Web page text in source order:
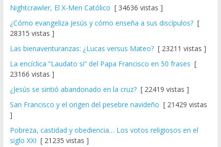
Nightcrawler, El X-Men Católico [ 34636 vistas ]
¿Cómo evangeliza Jesús y cómo enseña a sus discípulos?[
28315 vistas ]
Las bienaventuranzas: ¿Lucas versus Mateo?[ 23211 vistas ]
La encíclica “Laudato si” del Papa Francisco en 50 frases [
23166 vistas ]
¿Jesús se sintió abandonado en la cruz?[ 22419 vistas ]
San Francisco y el origen del pesebre navideño [ 21429 vistas
]
Pobreza, castidad y obediencia… Los votos religiosos en el
siglo XXI [ 21235 vistas ]